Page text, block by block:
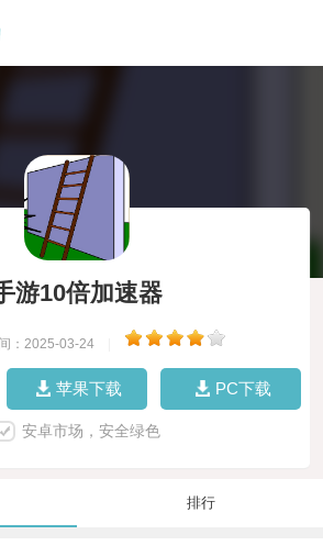
游10倍加速器
：2025-03-24
苹果下载 PC下载
安卓市场，安全绿色
排行